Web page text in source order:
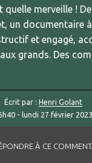
quelle merveille !
un documentaire
et engagé,
grands. Des
Écrit par :Henri Golant
- lundi 27 février 2023
À CE